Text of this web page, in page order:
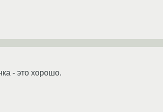
- это хорошо.